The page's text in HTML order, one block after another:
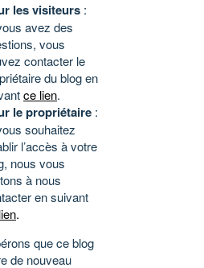
les visiteurs :
avez des
vous
contacter le
du blog en
ce lien.
le propriétaire :
souhaitez
l’accès à votre
nous vous
à nous
en suivant
.
que ce blog
de nouveau